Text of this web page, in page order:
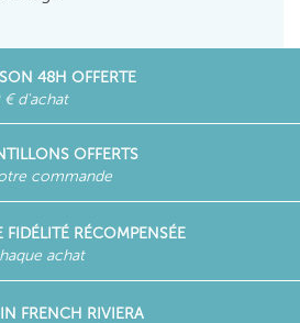
48H OFFERTE
€ d'achat
OFFERTS
commande
FIDÉLITÉ RÉCOMPENSÉE
achat
FRENCH RIVIERA